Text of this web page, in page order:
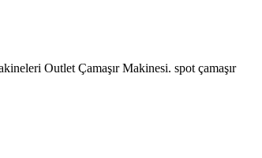
Outlet Çamaşır Makinesi. spot çamaşır